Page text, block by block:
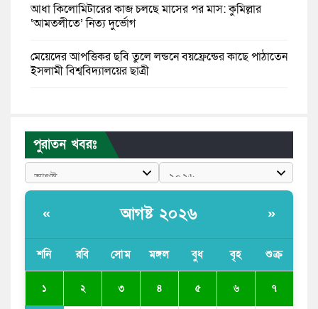
আধা কিলোমিটারের কাজ চলছে মাসের পর মাস: কুমিল্লার
‘আমতলীতে’ নিত্য দুর্ভোগ
মেয়েদের আপত্তিকর ছবি তুলে লন্ডনে বয়ফ্রেন্ডের কাছে পাঠাতেন
ইসলামী বিশ্ববিদ্যালয়ের ছাত্রী
পাঁচ দেশি মাছে মিলল মাইক্রোপ্লাস্টিক, সবচেয়ে বেশি কই মাছে
বাংলাদেশী কর্মীদের আকামা নিয়ে বড় সুখবর দিলো সৌদি
সজীব ওয়াজেদ জয়
পুরাতন খবরঃ
« আগষ্ট ২০২৬ »
শনি রবি সোম মঙ্গল বুধ বৃহ শুক্র
১ ২ ৩ ৪ ৫ ৬ ৭